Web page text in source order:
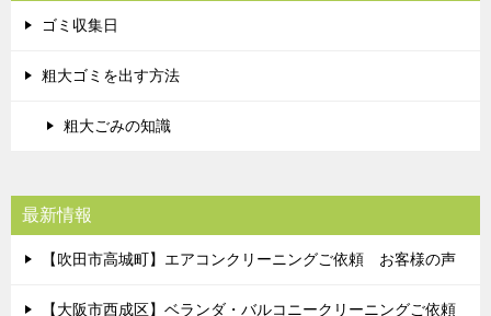
ゴミ収集日
粗大ゴミを出す方法
粗大ごみの知識
最新情報
【吹田市高城町】エアコンクリーニングご依頼 お客様の声
【大阪市西成区】ベランダ・バルコニークリーニングご依頼